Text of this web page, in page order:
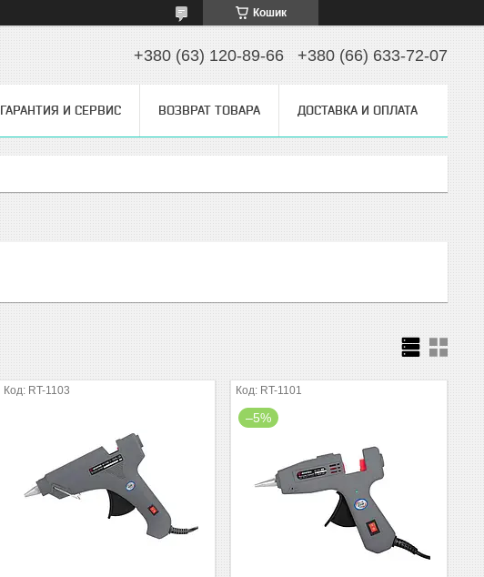
Кошик
+380 (63) 120-89-66 +380 (66) 633-72-07
ГАРАНТИЯ И СЕРВИС ВОЗВРАТ ТОВАРА ДОСТАВКА И ОПЛАТА
RT-1103 RT-1101
–5%